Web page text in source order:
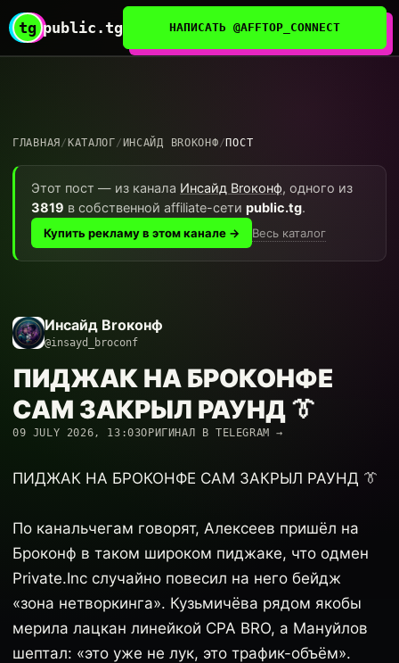
tg public.tg НАПИСАТЬ @AFFTOP_CONNECT
ГЛАВНАЯ / КАТАЛОГ/ ИНСАЙД BROКОНФ/ ПОСТ
Этот пост — из канала Инсайд Broконф, одного из
3819 в собственной affiliate-сети public.tg.
Купить рекламу в этом канале → Весь каталог
Инсайд Broконф
@insayd_broconf
ПИДЖАК НА БРОКОНФЕ
САМ ЗАКРЫЛ РАУНД 👔
09 JULY 2026, 13:03ОРИГИНАЛ В TELEGRAM →
ПИДЖАК НА БРОКОНФЕ САМ ЗАКРЫЛ РАУНД 👔
По канальчегам говорят, Алексеев пришёл на
Броконф в таком широком пиджаке, что одмен
Private.Inc случайно повесил на него бейдж
«зона нетворкинга». Кузьмичёва рядом якобы
мерила лацкан линейкой CPA BRO, а Мануйлов
шептал: «это уже не лук, это трафик-объём».